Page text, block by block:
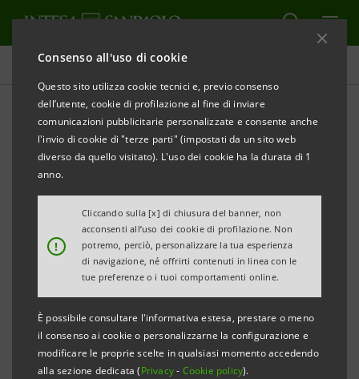
Consenso all'uso di cookie
Questo sito utilizza cookie tecnici e, previo consenso
dell’utente, cookie di profilazione al fine di inviare
comunicazioni pubblicitarie personalizzate e consente anche
l'invio di cookie di "terze parti" (impostati da un sito web
diverso da quello visitato). L'uso dei cookie ha la durata di 1
anno.
!
Cliccando sulla [x] di chiusura del banner, non
acconsenti all’uso dei cookie di profilazione. Non
potremo, perciò, personalizzare la tua esperienza
di navigazione, né offrirti contenuti in linea con le
tue preferenze o i tuoi comportamenti online.
È possibile consultare l'informativa estesa, prestare o meno
il consenso ai cookie o personalizzarne la configurazione e
modificare le proprie scelte in qualsiasi momento accedendo
alla sezione dedicata (Privacy- Cookie policy).
Comunicati stampa
STAMPA AGGIORNA
INTESA SANPAOLO FINANZIA LA CRESCITA DI
YACHTLINE 1618 CON 35 MILIONI DI EURO
TECNOLOGICO E SOSTENIBILITÀ
Pisa, 2 dicembre 2025 -Intesa Sanpaolo ha erogato un
finanziamento da35 milioni di euro,perfezionato
nell’ambito della Divisione Banca dei Territori guidata
da Stefano Barrese in collaborazione con la struttura
Corporate Finance Mid Cap della Divisione IMI CIB, in
favore diYachtline 1618 S.p.A.,azienda pisana